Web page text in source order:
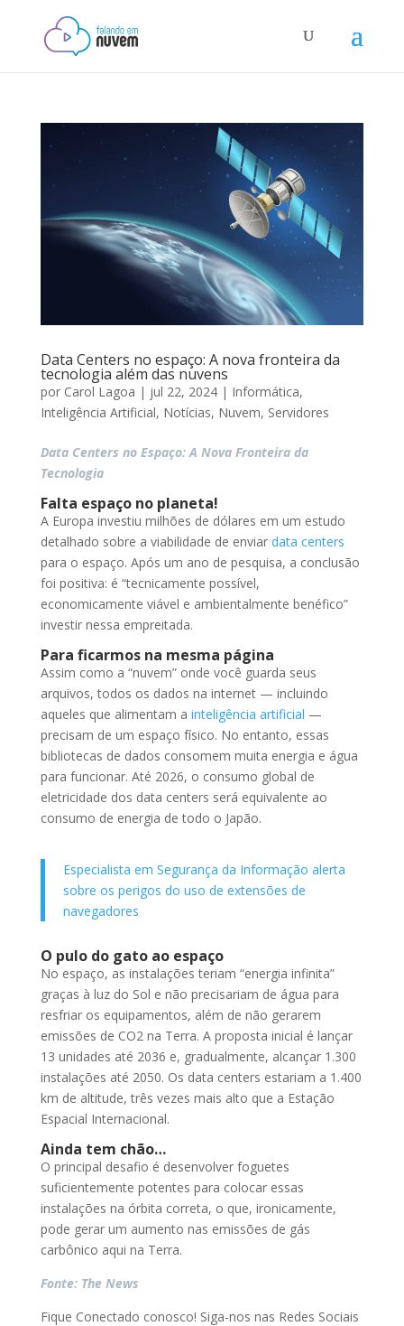
Data Centers no espaço: A nova fronteira da
tecnologia além das nuvens
por Carol Lagoa | jul 22, 2024| Informática,
Inteligência Artificial, Notícias, Nuvem, Servidores
Data Centers no Espaço: A Nova Fronteira da
Tecnologia
Falta espaço no planeta!
A Europa investiu milhões de dólares em um estudo
detalhado sobre a viabilidade de enviar data centers
para o espaço. Após um ano de pesquisa, a conclusão
foi positiva: é “tecnicamente possível,
economicamente viável e ambientalmente benéfico”
investir nessa empreitada.
Para ficarmos na mesma página
Assim como a “nuvem” onde você guarda seus
arquivos, todos os dados na internet — incluindo
aqueles que alimentam a inteligência artificial —
precisam de um espaço físico. No entanto, essas
bibliotecas de dados consomem muita energia e água
para funcionar. Até 2026, o consumo global de
eletricidade dos data centers será equivalente ao
consumo de energia de todo o Japão.
Especialista em Segurança da Informação alerta
sobre os perigos do uso de extensões de
navegadores
O pulo do gato ao espaço
No espaço, as instalações teriam “energia infinita”
graças à luz do Sol e não precisariam de água para
resfriar os equipamentos, além de não gerarem
emissões de CO2 na Terra. A proposta inicial é lançar
13 unidades até 2036 e, gradualmente, alcançar 1.300
instalações até 2050. Os data centers estariam a 1.400
km de altitude, três vezes mais alto que a Estação
Espacial Internacional.
Ainda tem chão…
O principal desafio é desenvolver foguetes
suficientemente potentes para colocar essas
instalações na órbita correta, o que, ironicamente,
pode gerar um aumento nas emissões de gás
carbônico aqui na Terra.
Fonte: The News
Fique Conectado conosco! Siga-nos nas Redes Sociais